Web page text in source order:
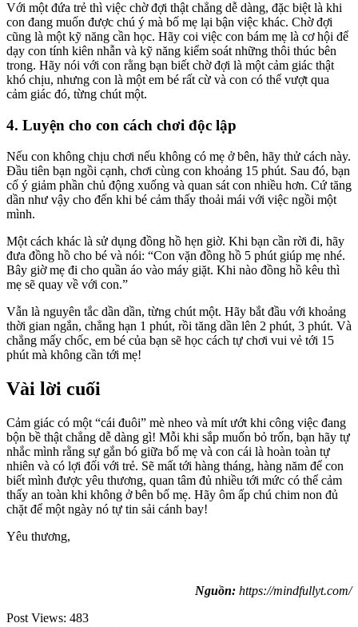
Với một đứa trẻ thì việc chờ đợi thật chẳng dễ dàng, đặc biệt là khi
con đang muốn được chú ý mà bố mẹ lại bận việc khác. Chờ đợi
cũng là một kỹ năng cần học. Hãy coi việc con bám mẹ là cơ hội để
dạy con tính kiên nhẫn và kỹ năng kiểm soát những thôi thúc bên
trong. Hãy nói với con rằng bạn biết chờ đợi là một cảm giác thật
khó chịu, nhưng con là một em bé rất cừ và con có thể vượt qua
cảm giác đó, từng chút một.
4. Luyện cho con cách chơi độc lập
Nếu con không chịu chơi nếu không có mẹ ở bên, hãy thử cách này.
Đầu tiên bạn ngồi cạnh, chơi cùng con khoảng 15 phút. Sau đó, bạn
cố ý giảm phần chủ động xuống và quan sát con nhiều hơn. Cứ tăng
dần như vậy cho đến khi bé cảm thấy thoải mái với việc ngồi một
mình.
Một cách khác là sử dụng đồng hồ hẹn giờ. Khi bạn cần rời đi, hãy
đưa đồng hồ cho bé và nói: “Con vặn đồng hồ 5 phút giúp mẹ nhé.
Bây giờ mẹ đi cho quần áo vào máy giặt. Khi nào đồng hồ kêu thì
mẹ sẽ quay về với con.”
Vẫn là nguyên tắc dần dần, từng chút một. Hãy bắt đầu với khoảng
thời gian ngắn, chẳng hạn 1 phút, rồi tăng dần lên 2 phút, 3 phút. Và
chẳng mấy chốc, em bé của bạn sẽ học cách tự chơi vui vẻ tới 15
phút mà không cần tới mẹ!
Vài lời cuối
Cảm giác có một “cái đuôi” mè nheo và mít ướt khi công việc đang
bộn bề thật chẳng dễ dàng gì! Mỗi khi sắp muốn bỏ trốn, bạn hãy tự
nhắc mình rằng sự gắn bó giữa bố mẹ và con cái là hoàn toàn tự
nhiên và có lợi đối với trẻ. Sẽ mất tới hàng tháng, hàng năm để con
biết mình được yêu thương, quan tâm đủ nhiều tới mức có thể cảm
thấy an toàn khi không ở bên bố mẹ. Hãy ôm ấp chú chim non đủ
chặt để một ngày nó tự tin sải cánh bay!
Yêu thương,
Nguồn: https://mindfullyt.com/
Post Views: 483